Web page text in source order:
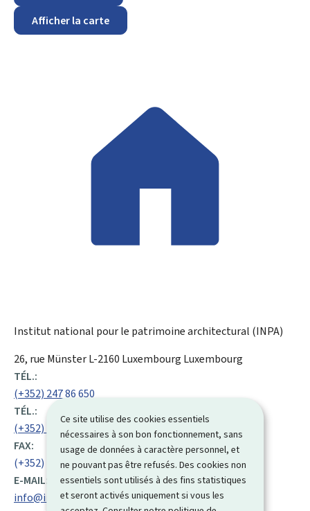
Ce site utilise des cookies essentiels
nécessaires à son bon fonctionnement, sans
usage de données à caractère personnel, et
ne pouvant pas être refusés. Des cookies non
essentiels sont utilisés à des fins statistiques
et seront activés uniquement si vous les
Afficher la carte
Institut national pour le patrimoine architectural (INPA)
ADRESSE
:
26, rue MünsterL-2160 Luxembourg Luxembourg
TÉL.:
(+352) 247 86 650
TÉL.:
(+352) 247 86 652
FAX:
(+352) 46 17 79
E-MAIL:
info@inpa.etat.lu